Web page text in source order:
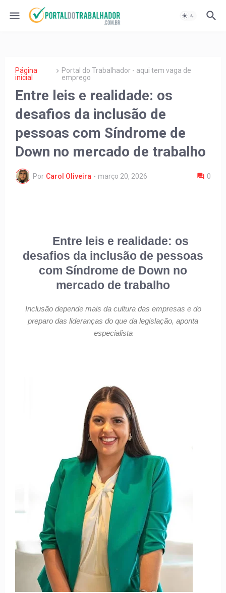
Página
inicial
Portal do Trabalhador - aqui tem vaga de
emprego
Entre leis e realidade: os
desafios da inclusão de
pessoas com Síndrome de
Down no mercado de trabalho
Por Carol Oliveira - março 20, 2026 0
Entre leis e realidade: os
desafios da inclusão de pessoas
com Síndrome de Down no
mercado de trabalho
Inclusão depende mais da cultura das empresas e do
preparo das lideranças do que da legislação, aponta
especialista